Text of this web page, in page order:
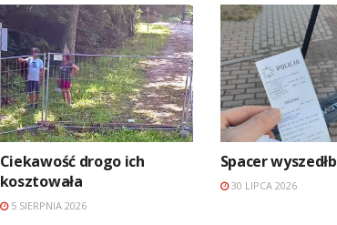
Ciekawość drogo ich
kosztowała
5 SIERPNIA 2026
Spacer
30 LIPCA 2026